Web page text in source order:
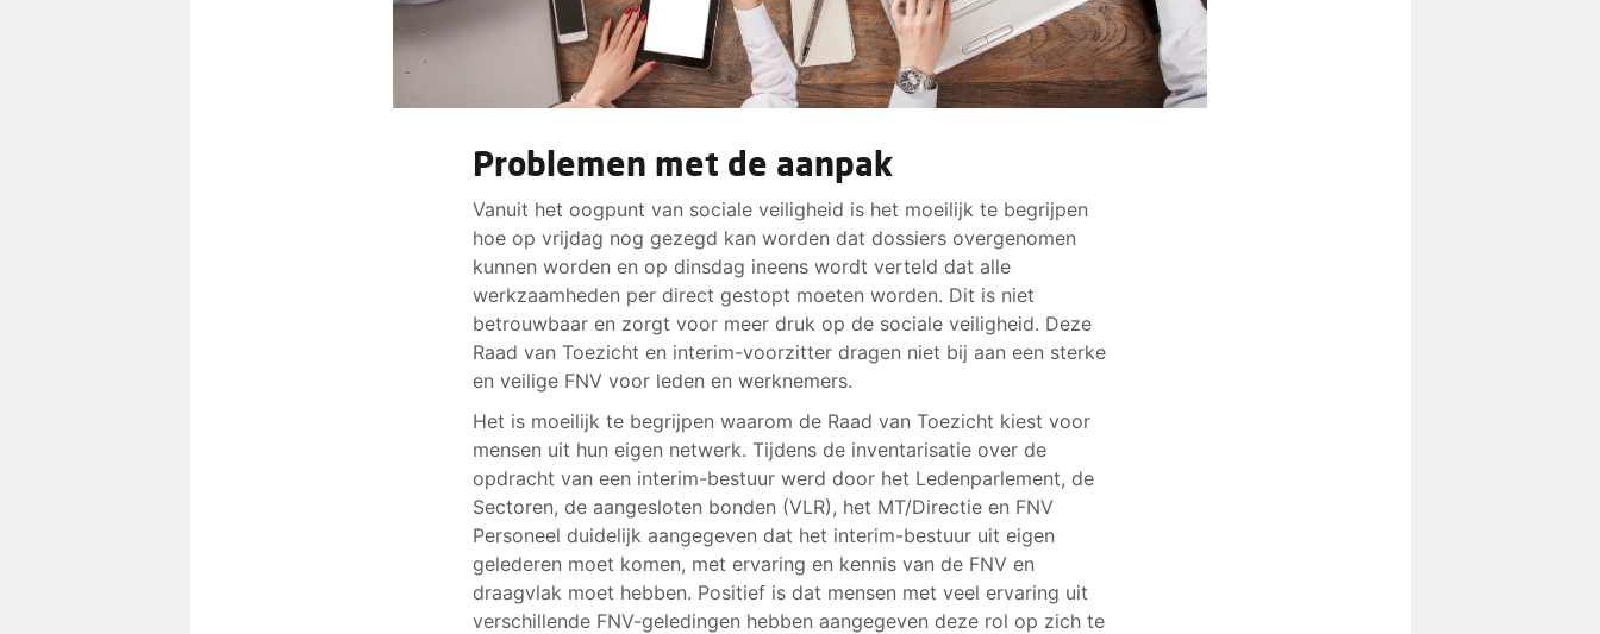
Problemen met de aanpak
Vanuit het oogpunt van sociale veiligheid is het moeilijk te begrijpen
hoe op vrijdag nog gezegd kan worden dat dossiers overgenomen
kunnen worden en op dinsdag ineens wordt verteld dat alle
werkzaamheden per direct gestopt moeten worden. Dit is niet
betrouwbaar en zorgt voor meer druk op de sociale veiligheid. Deze
Raad van Toezicht en interim-voorzitter dragen niet bij aan een sterke
en veilige FNV voor leden en werknemers.
Het is moeilijk te begrijpen waarom de Raad van Toezicht kiest voor
mensen uit hun eigen netwerk. Tijdens de inventarisatie over de
opdracht van een interim-bestuur werd door het Ledenparlement, de
Sectoren, de aangesloten bonden (VLR), het MT/Directie en FNV
Personeel duidelijk aangegeven dat het interim-bestuur uit eigen
gelederen moet komen, met ervaring en kennis van de FNV en
draagvlak moet hebben. Positief is dat mensen met veel ervaring uit
verschillende FNV-geledingen hebben aangegeven deze rol op zich te